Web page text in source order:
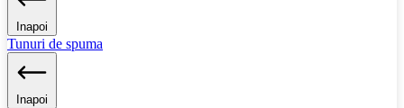
Inapoi
Tunuri de spuma
Inapoi